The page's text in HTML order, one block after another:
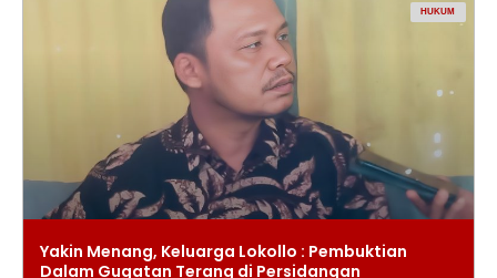
HUKUM
Yakin Menang, Keluarga Lokollo : Pembuktian
Dalam Gugatan Terang di Persidangan